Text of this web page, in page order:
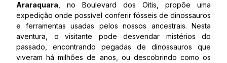
Araraquara , no Boulevard dos Oitis, propõe uma
expedição onde possível conferir fósseis de dinossauros
e ferramentas usadas pelos nossos ancestrais. Nesta
aventura, o visitante pode desvendar mistérios do
passado, encontrando pegadas de dinossauros que
viveram há milhões de anos, ou descobrindo como os